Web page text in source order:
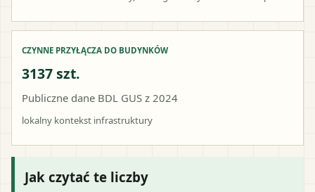
CZYNNE PRZYŁĄCZA DO BUDYNKÓW
3137 szt.
Publiczne dane BDL GUS z 2024
lokalny kontekst infrastruktury
Jak czytać te liczby